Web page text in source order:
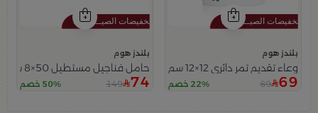
بلندز هوم
وعاء تقديم تمر دائري 12×12 سم أبيض وبرتقالي من الخزف الحجري بغطاء من هيْدا
69
89 22% خصم
بلندز هوم
حامل فناجيل مستطيل 50×8 سم أسود من الحديد يتسع لـ 6 فناجين من نستا
74
149 50% خصم